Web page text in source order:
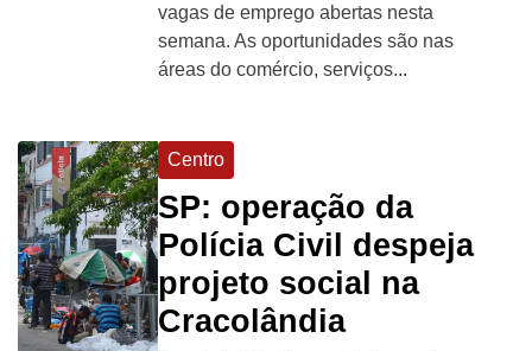
vagas de emprego abertas nesta
semana. As oportunidades são nas
áreas do comércio, serviços...
Centro
SP: operação da
Polícia Civil despeja
projeto social na
Cracolândia